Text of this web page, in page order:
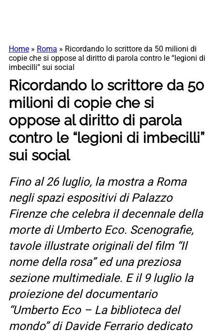
Home » Roma » Ricordando lo scrittore da 50 milioni di
copie che si oppose al diritto di parola contro le “legioni di
imbecilli” sui social
Ricordando lo scrittore da 50
milioni di copie che si
oppose al diritto di parola
contro le “legioni di imbecilli”
sui social
Fino al 26 luglio, la mostra a Roma
negli spazi espositivi di Palazzo
Firenze che celebra il decennale della
morte di Umberto Eco. Scenografie,
tavole illustrate originali del film “Il
nome della rosa” ed una preziosa
sezione multimediale. E il 9 luglio la
proiezione del documentario
“Umberto Eco – La biblioteca del
mondo” di Davide Ferrario dedicato